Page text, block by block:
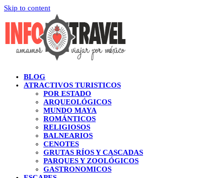
Skip to content
BLOG
ATRACTIVOS TURISTICOS
POR ESTADO
ARQUEOLÓGICOS
MUNDO MAYA
ROMÁNTICOS
RELIGIOSOS
BALNEARIOS
CENOTES
GRUTAS RÍOS Y CASCADAS
PARQUES Y ZOOLÓGICOS
GASTRONOMICOS